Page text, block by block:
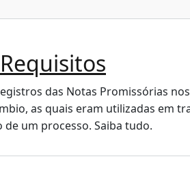
das Notas Promissórias
as quais eram utilizadas em
um processo. Saiba tudo.